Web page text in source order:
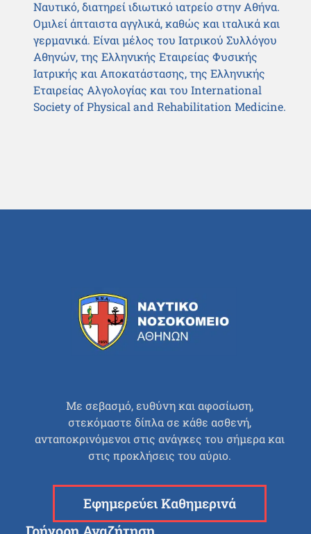
Ναυτικό, διατηρεί ιδιωτικό ιατρείο στην Αθήνα.
Ομιλεί άπταιστα αγγλικά, καθώς και ιταλικά και
γερμανικά. Είναι μέλος του Ιατρικού Συλλόγου
Αθηνών, της Ελληνικής Εταιρείας Φυσικής
Ιατρικής και Αποκατάστασης, της Ελληνικής
Εταιρείας Αλγολογίας και του International
Society of Physical and Rehabilitation Medicine.
Με σεβασμό, ευθύνη και αφοσίωση,
στεκόμαστε δίπλα σε κάθε ασθενή,
ανταποκρινόμενοι στις ανάγκες του σήμερα και
στις προκλήσεις του αύριο.
Εφημερεύει Καθημερινά